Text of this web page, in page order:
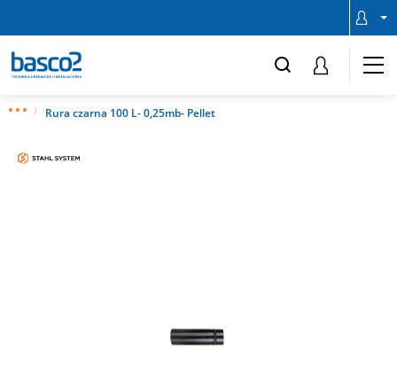
Rura czarna 100 L- 0,25mb- Pellet